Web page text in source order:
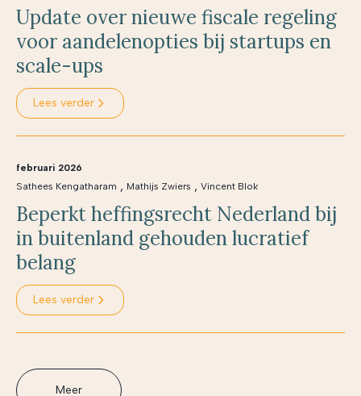
Update over nieuwe fiscale regeling
voor aandelenopties bij startups en
scale-ups
Lees verder
februari 2026
Sathees Kengatharam , Mathijs Zwiers , Vincent Blok
Beperkt heffingsrecht Nederland bij
in buitenland gehouden lucratief
belang
Lees verder
Meer